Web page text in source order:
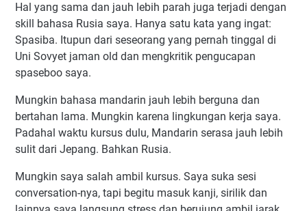
Hal yang sama dan jauh lebih parah juga terjadi dengan
skill bahasa Rusia saya. Hanya satu kata yang ingat:
Spasiba. Itupun dari seseorang yang pernah tinggal di
Uni Sovyet jaman old dan mengkritik pengucapan
spaseboo saya.
Mungkin bahasa mandarin jauh lebih berguna dan
bertahan lama. Mungkin karena lingkungan kerja saya.
Padahal waktu kursus dulu, Mandarin serasa jauh lebih
sulit dari Jepang. Bahkan Rusia.
Mungkin saya salah ambil kursus. Saya suka sesi
conversation-nya, tapi begitu masuk kanji, sirilik dan